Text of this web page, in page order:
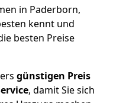
in Paderborn,
kennt und
besten Preise
günstigen Preis
, damit Sie sich